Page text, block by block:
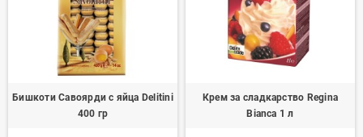
Бишкоти Савоярди с яйца Delitini
400 гр
Крем за сладкарство Regina
Bianca 1 л